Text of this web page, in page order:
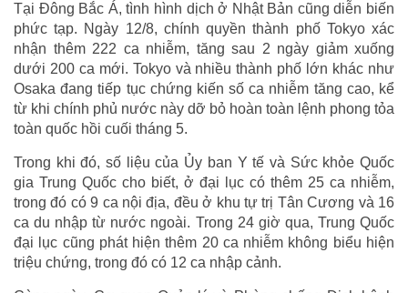
Tại Đông Bắc Á, tình hình dịch ở Nhật Bản cũng diễn biến
phức tạp. Ngày 12/8, chính quyền thành phố Tokyo xác
nhận thêm 222 ca nhiễm, tăng sau 2 ngày giảm xuống
dưới 200 ca mới. Tokyo và nhiều thành phố lớn khác như
Osaka đang tiếp tục chứng kiến số ca nhiễm tăng cao, kể
từ khi chính phủ nước này dỡ bỏ hoàn toàn lệnh phong tỏa
toàn quốc hồi cuối tháng 5.
Trong khi đó, số liệu của Ủy ban Y tế và Sức khỏe Quốc
gia Trung Quốc cho biết, ở đại lục có thêm 25 ca nhiễm,
trong đó có 9 ca nội địa, đều ở khu tự trị Tân Cương và 16
ca du nhập từ nước ngoài. Trong 24 giờ qua, Trung Quốc
đại lục cũng phát hiện thêm 20 ca nhiễm không biểu hiện
triệu chứng, trong đó có 12 ca nhập cảnh.